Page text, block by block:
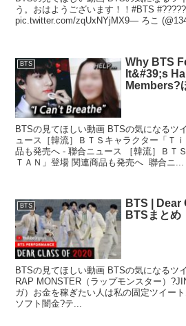
う。おはようございます！！#BTS #?????
pic.twitter.com/zqUxNYjMX9— ろこ
BTS
Why BTS
It&#39;s
Members?
BTSの見てほしい動画 BTSの気になるツ
ュース［韓流］ＢＴＳキャラクター「Ｔ
品も発売へ - 聯合ニュース ［韓流］ＢＴ
ＴＡＮ」登場 関連商品も発売へ 聯合ニ...
BTS
BTS | Dear
BTSまとめ
BTSの見てほしい動画 BTSの気になるツ
RAP MONSTER（ラップモンスター）
ガ）お金を稼ぎたい人は私の固定ツイー
ソフト闇金?テ...